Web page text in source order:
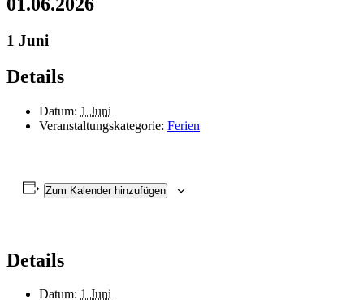
1 Juni
Details
Datum: 1 Juni
Veranstaltungskategorie: Ferien
Zum Kalender hinzufügen
Details
Datum: 1 Juni